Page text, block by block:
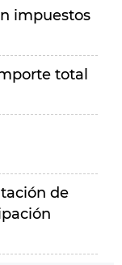
impuestos
total
de